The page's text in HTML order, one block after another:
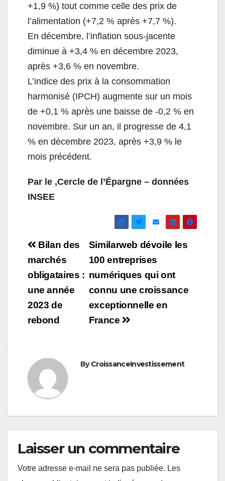
+1,9 %) tout comme celle des prix de
l’alimentation (+7,2 % après +7,7 %).
En décembre, l’inflation sous-jacente
diminue à +3,4 % en décembre 2023,
après +3,6 % en novembre.
L’indice des prix à la consommation
harmonisé (IPCH) augmente sur un mois
de +0,1 % après une baisse de -0,2 % en
novembre. Sur un an, il progresse de 4,1
% en décembre 2023, après +3,9 % le
mois précédent.
Par le ,Cercle de l’Épargne – données
INSEE
Navigation
de
l’article
Similarweb dévoile les
100 entreprises
numériques qui ont
connu une croissance
exceptionnelle en
France
Bilan des
marchés
obligataires :
une année
2023 de
rebond
ByCroissanceInvestissement
Laisser un commentaire
Votre adresse e-mail ne sera pas publiée. Les